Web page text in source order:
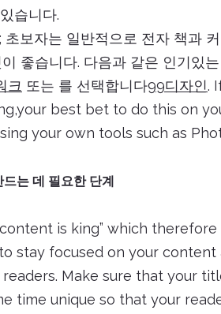
습니다.
초보자는 일반적으로 전자 책과
좋습니다. 다음과 같은 인기있
크 또는 를 선택합니다99디자인.
best bet to do this on
your own tools such as
는 데 필요한 단계
is king” which
stay focused on your
Make sure that your
time unique so that your